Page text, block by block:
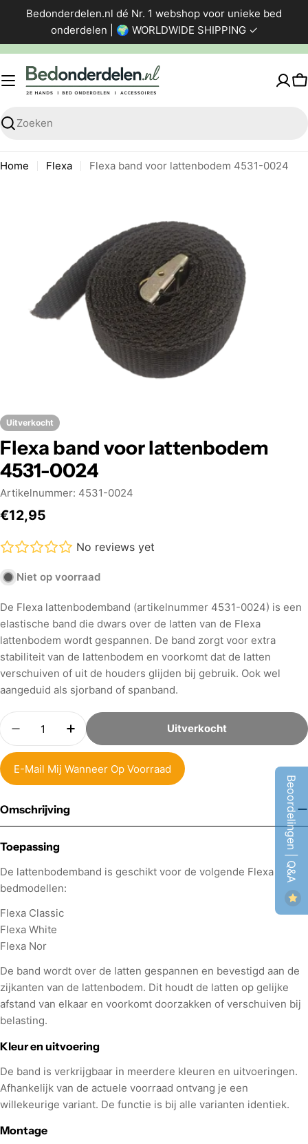
de
inhoud
Bedonderdelen.nl dé Nr. 1 webshop voor unieke bed
onderdelen | 🌍 WORLDWIDE SHIPPING ✓
Zoeken
Home Flexa
Flexa band voor lattenbodem 4531-0024
0 zichtbaar in de afbeeldingen
Uitverkocht
Flexa band voor lattenbodem
4531-0024
Artikelnummer: 4531-0024
Normale
€12,95
No reviews yet
Niet op voorraad
De Flexa lattenbodemband (artikelnummer 4531-0024) is een
elastische band die dwars over de latten van de Flexa
lattenbodem wordt gespannen. De band zorgt voor extra
stabiliteit van de lattenbodem en voorkomt dat de latten
verschuiven of uit de houders glijden bij gebruik. Ook wel
aangeduid als sjorband of spanband.
Aantal
Hoeveelheid Verminderen Voor Flexa Band
Verhoog Aantal Voor Flexa Band Voor
Uitverkocht
E-Mail Mij Wanneer Op Voorraad
Omschrijving
Toepassing
De lattenbodemband is geschikt voor de volgende Flexa
bedmodellen:
Flexa Classic
Flexa White
Flexa Nor
De band wordt over de latten gespannen en bevestigd aan de
zijkanten van de lattenbodem. Dit houdt de latten op gelijke
afstand van elkaar en voorkomt doorzakken of verschuiven bij
belasting.
Kleur en uitvoering
De band is verkrijgbaar in meerdere kleuren en uitvoeringen.
Afhankelijk van de actuele voorraad ontvang je een
willekeurige variant. De functie is bij alle varianten identiek.
Montage
Beoordelingen | Q&A